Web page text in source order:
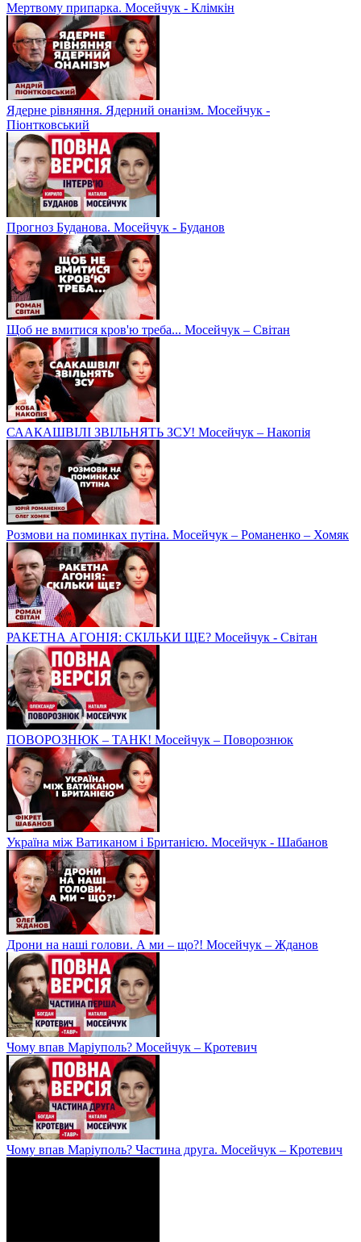
Мертвому припарка. Мосейчук - Клімкін
Ядерне рівняння. Ядерний онанізм. Мосейчук -
Піонтковський
Прогноз Буданова. Мосейчук - Буданов
Щоб не вмитися кров'ю треба... Мосейчук – Світан
СААКАШВІЛІ ЗВІЛЬНЯТЬ ЗСУ! Мосейчук – Накопія
Розмови на поминках путіна. Мосейчук – Романенко – Хомяк
РАКЕТНА АГОНІЯ: СКІЛЬКИ ЩЕ? Мосейчук - Світан
ПОВОРОЗНЮК – ТАНК! Мосейчук – Поворознюк
Україна між Ватиканом і Британією. Мосейчук - Шабанов
Дрони на наші голови. А ми – що?! Мосейчук – Жданов
Чому впав Маріуполь? Мосейчук – Кротевич
Чому впав Маріуполь? Частина друга. Мосейчук – Кротевич